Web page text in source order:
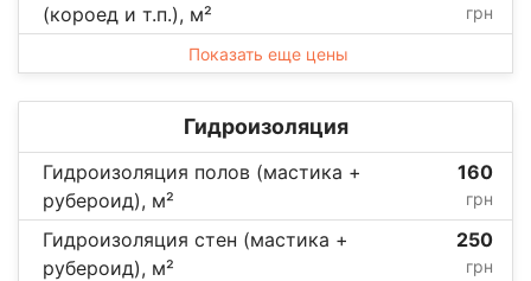
(короед и т.п.), м²
грн
Показать еще цены
Гидроизоляция
Гидроизоляция полов (мастика +
рубероид), м²
160
грн
Гидроизоляция стен (мастика +
рубероид), м²
250
грн